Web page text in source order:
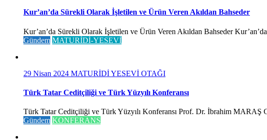
Kur’an’da Sürekli Olarak İşletilen ve Ürün Veren Akıldan Bahseder
Kur’an’da Sürekli Olarak İşletilen ve Ürün Veren Akıldan Bahseder
Gündem MATURİDİ-YESEVİ
29 Nisan 2024 MATURİDİ YESEVİ OTAĞI
Türk Tatar Ceditçiliği ve Türk Yüzyılı Konferansı
Türk Tatar Ceditçiliği ve Türk Yüzyılı Konferansı Prof. Dr. İbrahim MARAŞ
Gündem KONFERANS